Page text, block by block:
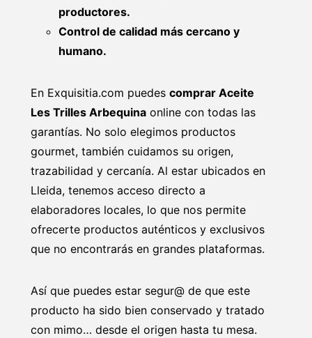
productores.
Control de calidad más cercano y
humano.
En Exquisitia.com puedes comprar Aceite
Les Trilles Arbequina online con todas las
garantías. No solo elegimos productos
gourmet, también cuidamos su origen,
trazabilidad y cercanía. Al estar ubicados en
Lleida, tenemos acceso directo a
elaboradores locales, lo que nos permite
ofrecerte productos auténticos y exclusivos
que no encontrarás en grandes plataformas.
Así que puedes estar segur@ de que este
producto ha sido bien conservado y tratado
con mimo… desde el origen hasta tu mesa.